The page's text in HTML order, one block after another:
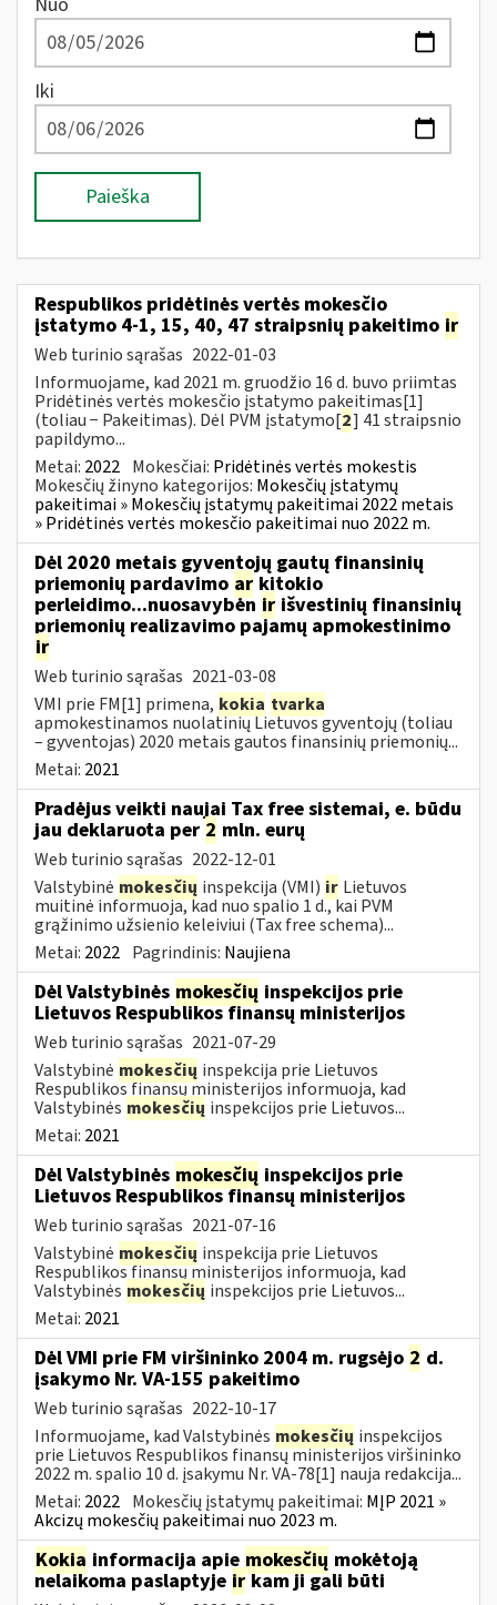
Iki
Paieška
Respublikos pridėtinės vertės mokesčio
įstatymo 4-1, 15, 40, 47 straipsnių pakeitimo ir
Web turinio sąrašas 2022-01-03
Informuojame, kad 2021 m. gruodžio 16 d. buvo priimtas
Pridėtinės vertės mokesčio įstatymo pakeitimas[1]
(toliau − Pakeitimas). Dėl PVM įstatymo[2] 41 straipsnio
papildymo...
Metai: 2022 Mokesčiai: Pridėtinės vertės mokestis
Mokesčių žinyno kategorijos: Mokesčių įstatymų
pakeitimai » Mokesčių įstatymų pakeitimai 2022 metais
» Pridėtinės vertės mokesčio pakeitimai nuo 2022 m.
Dėl 2020 metais gyventojų gautų finansinių
priemonių pardavimo ar kitokio
perleidimo...nuosavybėn ir išvestinių finansinių
priemonių realizavimo pajamų apmokestinimo
ir
Web turinio sąrašas 2021-03-08
VMI prie FM[1] primena, kokia tvarka
apmokestinamos nuolatinių Lietuvos gyventojų (toliau
– gyventojas) 2020 metais gautos finansinių priemonių...
Metai: 2021
Pradėjus veikti naujai Tax free sistemai, e. būdu
jau deklaruota per 2 mln. eurų
Web turinio sąrašas 2022-12-01
Valstybinė mokesčių inspekcija (VMI) ir Lietuvos
muitinė informuoja, kad nuo spalio 1 d., kai PVM
grąžinimo užsienio keleiviui (Tax free schema)...
Metai: 2022 Pagrindinis: Naujiena
Dėl Valstybinės mokesčių inspekcijos prie
Lietuvos Respublikos finansų ministerijos
Web turinio sąrašas 2021-07-29
Valstybinė mokesčių inspekcija prie Lietuvos
Respublikos finansų ministerijos informuoja, kad
Valstybinės mokesčių inspekcijos prie Lietuvos...
Metai: 2021
Dėl Valstybinės mokesčių inspekcijos prie
Lietuvos Respublikos finansų ministerijos
Web turinio sąrašas 2021-07-16
Valstybinė mokesčių inspekcija prie Lietuvos
Respublikos finansų ministerijos informuoja, kad
Valstybinės mokesčių inspekcijos prie Lietuvos...
Metai: 2021
Dėl VMI prie FM viršininko 2004 m. rugsėjo 2 d.
įsakymo Nr. VA-155 pakeitimo
Web turinio sąrašas 2022-10-17
Informuojame, kad Valstybinės mokesčių inspekcijos
prie Lietuvos Respublikos finansų ministerijos viršininko
2022 m. spalio 10 d. įsakymu Nr. VA-78[1] nauja redakcija...
Metai: 2022 Mokesčių įstatymų pakeitimai: MĮP 2021 »
Akcizų mokesčių pakeitimai nuo 2023 m.
Kokia informacija apie mokesčių mokėtoją
nelaikoma paslaptyje irkam ji gali būti